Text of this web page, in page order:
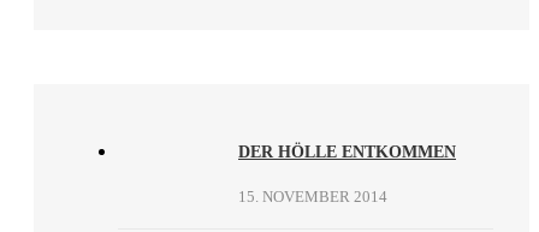
DER HÖLLE ENTKOMMEN
15. NOVEMBER 2014